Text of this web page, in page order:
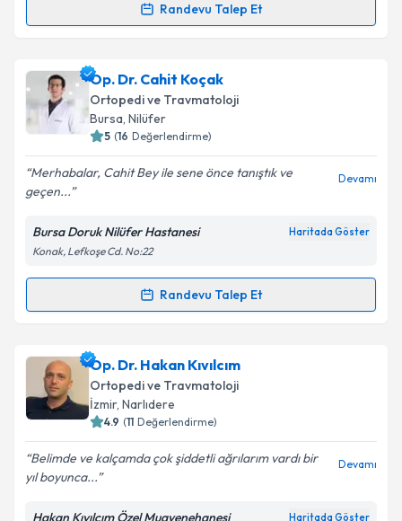
Takvim Talebini Gönder
Randevu Talep Et
Randevu Takvimi Talebi
Op. Dr. Fatih Kemal Doğan
talebi oluşturun. Size bu uzmandan randevu almanız
için bir takvim hazırlandığında e-posta ile
bilgilendireceğiz.
E-posta Adresiniz
Kişisel verilerimin işlenmesine ilişkin
Metni'ni okudum ve kişisel verilerimin belirtilen
kapsamda işlenmesini kabul ediyorum.
Op. Dr. Cahit Koçak
Ortopedi ve Travmatoloji
Bursa, Nilüfer
5 (16 Değerlendirme)
Merhabalar, Cahit Bey ile sene önce tanıştık ve
geçen...
Devamı
Bursa Doruk Nilüfer Hastanesi Haritada Göster
Konak, Lefkoşe Cd. No:22
Randevu Talep Et
Randevu Takvimi Talebi
Op. Dr. Cahit Koçakiçin randevu takvimi talebi
oluşturun. Size bu uzmandan randevu almanız için bir
takvim hazırlandığında e-posta ile bilgilendireceğiz.
Op. Dr. Hakan Kıvılcım
Ortopedi ve Travmatoloji
İzmir, Narlıdere
4.9 (11 Değerlendirme)
Belimde ve kalçamda çok şiddetli ağrılarım vardı bir
yıl boyunca...
Devamı
Hakan Kıvılcım Özel Muayenehanesi Haritada Göster